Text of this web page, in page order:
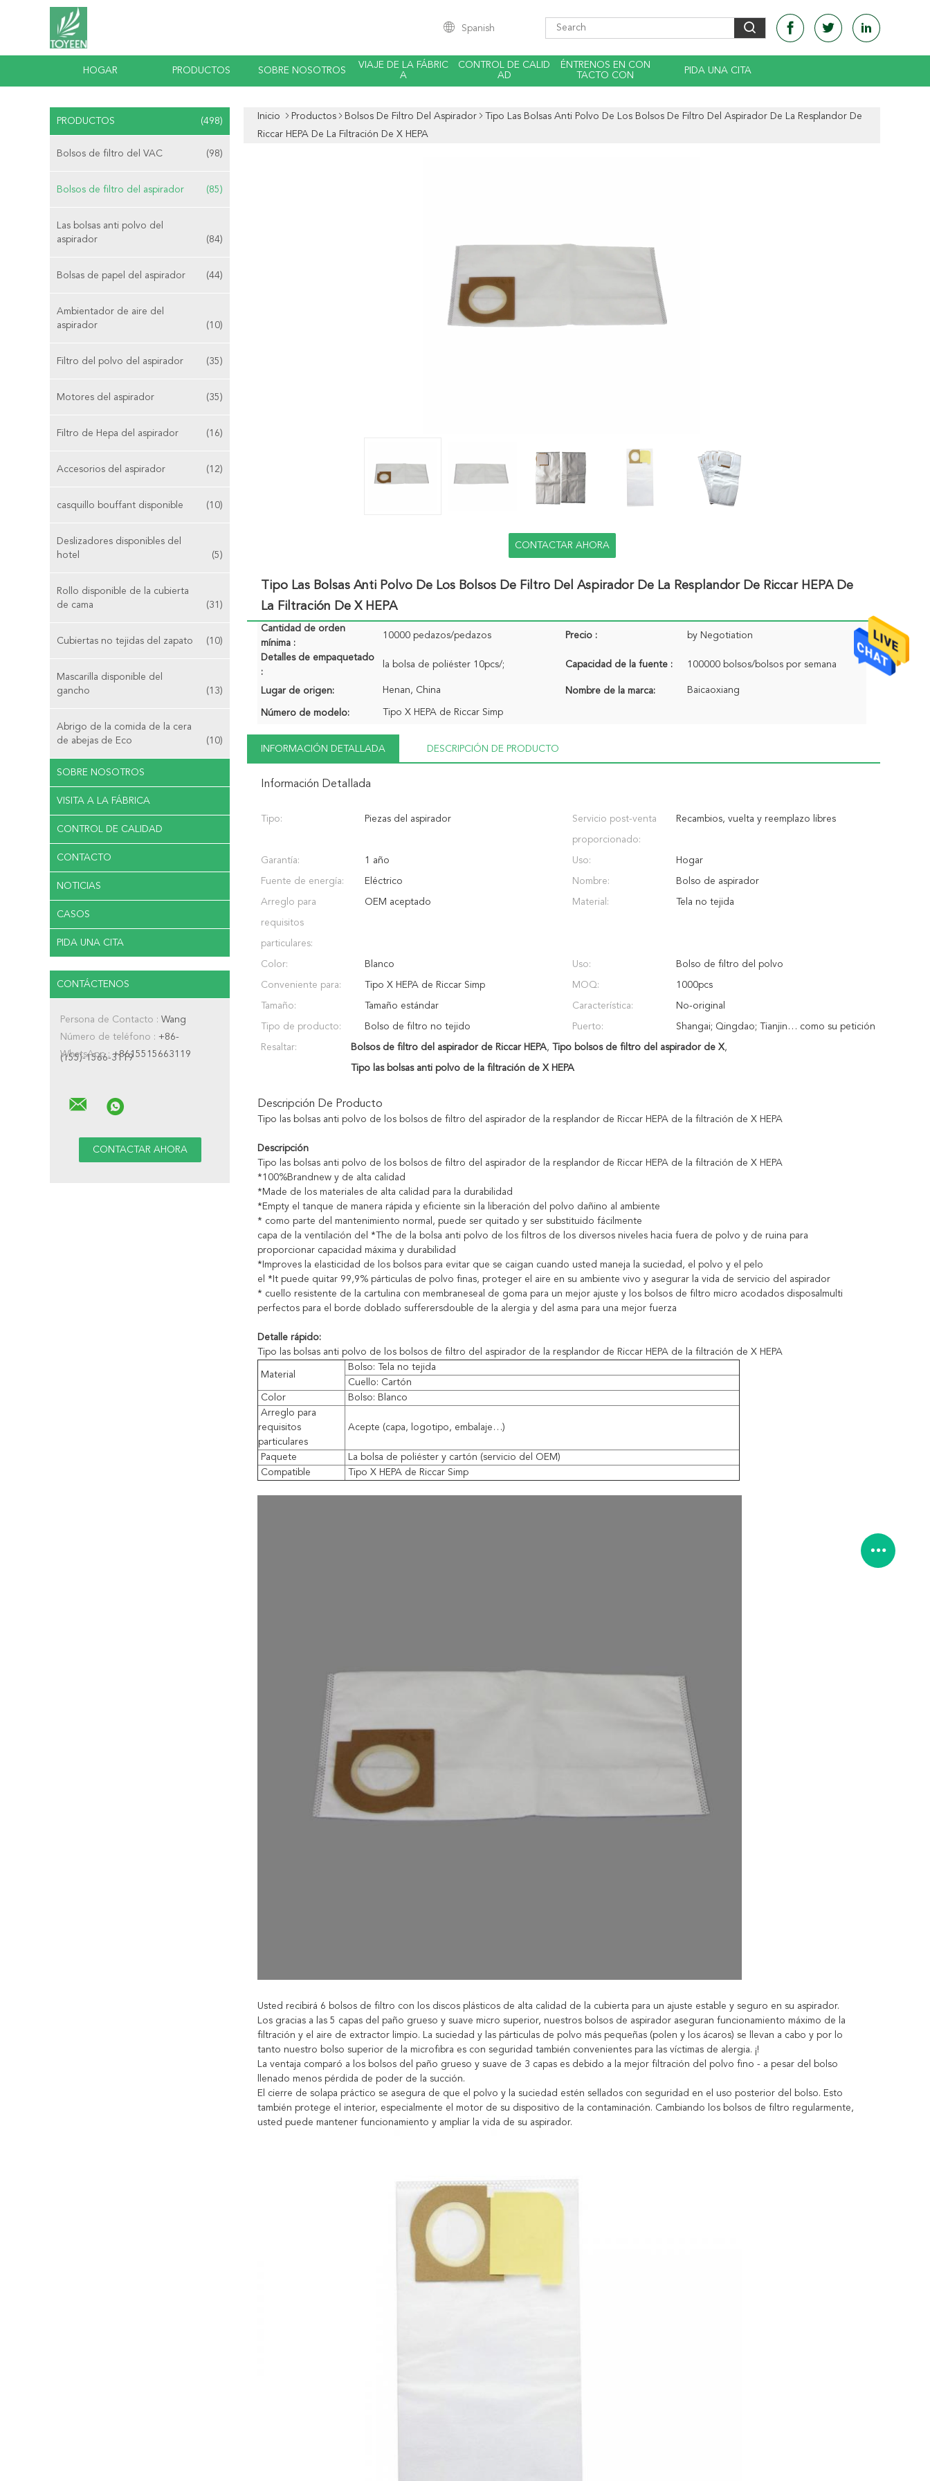
Spanish
HOGAR PRODUCTOS SOBRE NOSOTROS
VIAJE DE LA FÁBRIC
A
CONTROL DE CALID
AD
ÉNTRENOS EN CON
TACTO CON
PIDA UNA CITA
PRODUCTOS (498)
Bolsos de filtro del VAC (98)
Bolsos de filtro del aspirador (85)
Las bolsas anti polvo del
aspirador
(84)
Bolsas de papel del aspirador (44)
Ambientador de aire del
aspirador
(10)
Filtro del polvo del aspirador (35)
Motores del aspirador (35)
Filtro de Hepa del aspirador (16)
Accesorios del aspirador (12)
casquillo bouffant disponible (10)
Deslizadores disponibles del
hotel
(5)
Rollo disponible de la cubierta
de cama
(31)
Cubiertas no tejidas del zapato (10)
Mascarilla disponible del
gancho
(13)
Abrigo de la comida de la cera
de abejas de Eco
(10)
SOBRE NOSOTROS
VISITA A LA FÁBRICA
CONTROL DE CALIDAD
CONTACTO
NOTICIAS
CASOS
PIDA UNA CITA
CONTÁCTENOS
Persona de Contacto : Wang
Número de teléfono : +86-
(155)-1566-3119
WhatsApp : +8615515663119
Inicio Productos Bolsos De Filtro Del Aspirador
Tipo Las Bolsas Anti Polvo De Los Bolsos De Filtro Del Aspirador De La Resplandor De
Riccar HEPA De La Filtración De X HEPA
CONTACTAR AHORA
Tipo Las Bolsas Anti Polvo De Los Bolsos De Filtro Del Aspirador De La Resplandor De Riccar HEPA De
La Filtración De X HEPA
Cantidad de orden
mínima :
10000 pedazos/pedazos Precio : by Negotiation
Detalles de empaquetado
:
la bolsa de poliéster 10pcs/; Capacidad de la fuente : 100000 bolsos/bolsos por semana
Lugar de origen: Henan, China Nombre de la marca: Baicaoxiang
Número de modelo: Tipo X HEPA de Riccar Simp
INFORMACIÓN DETALLADA DESCRIPCIÓN DE PRODUCTO
Información Detallada
Tipo: Piezas del aspirador Servicio post-venta
proporcionado:
Recambios, vuelta y reemplazo libres
Garantía: 1 año Uso: Hogar
Fuente de energía: Eléctrico Nombre: Bolso de aspirador
Arreglo para
requisitos
particulares:
OEM aceptado Material: Tela no tejida
Color: Blanco Uso: Bolso de filtro del polvo
Conveniente para: Tipo X HEPA de Riccar Simp MOQ: 1000pcs
Tamaño: Tamaño estándar Característica: No-original
Tipo de producto: Bolso de filtro no tejido Puerto: Shangai; Qingdao; Tianjin… como su petición
Resaltar: Bolsos de filtro del aspirador de Riccar HEPA, Tipo bolsos de filtro del aspirador de X,
Tipo las bolsas anti polvo de la filtración de X HEPA
Descripción De Producto
Tipo las bolsas anti polvo de los bolsos de filtro del aspirador de la resplandor de Riccar HEPA de la filtración de X HEPA
Descripción
Tipo las bolsas anti polvo de los bolsos de filtro del aspirador de la resplandor de Riccar HEPA de la filtración de X HEPA
*100%Brandnew y de alta calidad
*Made de los materiales de alta calidad para la durabilidad
*Empty el tanque de manera rápida y eficiente sin la liberación del polvo dañino al ambiente
* como parte del mantenimiento normal, puede ser quitado y ser substituido fácilmente
capa de la ventilación del *The de la bolsa anti polvo de los filtros de los diversos niveles hacia fuera de polvo y de ruina para
proporcionar capacidad máxima y durabilidad
*Improves la elasticidad de los bolsos para evitar que se caigan cuando usted maneja la suciedad, el polvo y el pelo
el *It puede quitar 99,9% párticulas de polvo finas, proteger el aire en su ambiente vivo y asegurar la vida de servicio del aspirador
* cuello resistente de la cartulina con membraneseal de goma para un mejor ajuste y los bolsos de filtro micro acodados disposalmulti
perfectos para el borde doblado sufferersdouble de la alergia y del asma para una mejor fuerza
Detalle rápido:
Tipo las bolsas anti polvo de los bolsos de filtro del aspirador de la resplandor de Riccar HEPA de la filtración de X HEPA
Material
Bolso: Tela no tejida
Cuello: Cartón
Color
Bolso: Blanco
Arreglo para
requisitos
particulares
Acepte (capa, logotipo, embalaje…)
Paquete
La bolsa de poliéster y cartón (servicio del OEM)
Compatible
Tipo X HEPA de Riccar Simp
Usted recibirá 6 bolsos de filtro con los discos plásticos de alta calidad de la cubierta para un ajuste estable y seguro en su aspirador.
Los gracias a las 5 capas del paño grueso y suave micro superior, nuestros bolsos de aspirador aseguran funcionamiento máximo de la
filtración y el aire de extractor limpio. La suciedad y las párticulas de polvo más pequeñas (polen y los ácaros) se llevan a cabo y por lo
tanto nuestro bolso superior de la microfibra es con seguridad también convenientes para las víctimas de alergia. ¡!
La ventaja comparó a los bolsos del paño grueso y suave de 3 capas es debido a la mejor filtración del polvo fino - a pesar del bolso
llenado menos pérdida de poder de la succión.
El cierre de solapa práctico se asegura de que el polvo y la suciedad estén sellados con seguridad en el uso posterior del bolso. Esto
también protege el interior, especialmente el motor de su dispositivo de la contaminación. Cambiando los bolsos de filtro regularmente,
usted puede mantener funcionamiento y ampliar la vida de su aspirador.